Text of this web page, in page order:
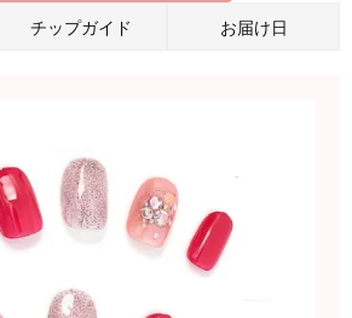
チップガイド お届け日